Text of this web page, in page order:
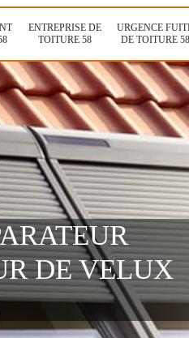
ENTREPRISE DE
TOITURE 58
URGENCE
DE TOITURE 58
DE VELUX